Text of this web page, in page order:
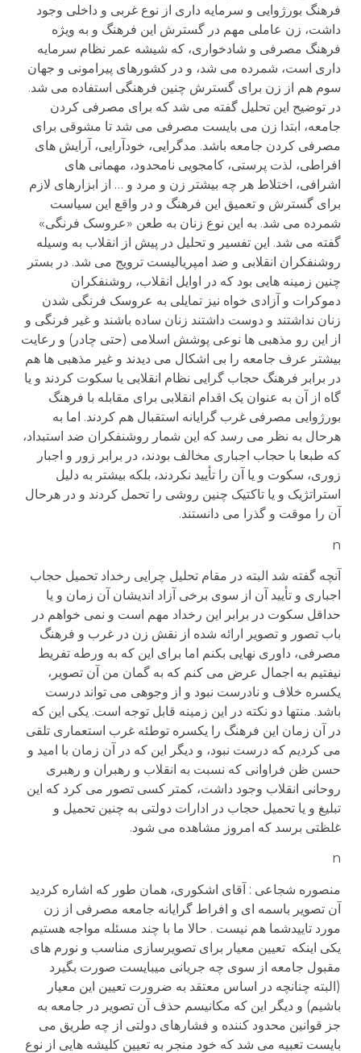
فرهنگ بورژوایی و سرمایه داری از نوع غربی و داخلی وجود
داشت، زن عاملی مهم در گسترش این فرهنگ و به ویژه
فرهنگ مصرفی و شادخواری، که شیشه عمر نظام سرمایه
داری است، شمرده می شد، و در کشورهای پیرامونی و جهان
سوم هم از زن برای گسترش چنین فرهنگی استفاده می شد.
در توضیح این تحلیل گفته می شد که برای مصرفی کردن
جامعه، ابتدا زن می بایست مصرفی می شد تا مشوقی برای
مصرفی کردن جامعه باشد. مدگرایی، خودآرایی، آرایش های
افراطی، لذت پرستی، کامجویی نامحدود، مهمانی های
اشرافی، اختلاط هر چه بیشتر زن و مرد و … از ابزارهای لازم
برای گسترش و تعمیق این فرهنگ و در واقع این سیاست
شمرده می شد. به این نوع زنان به طعن «عروسک فرنگی»
گفته می شد. این تفسیر و تحلیل در پیش از انقلاب به وسیله
روشنفکران انقلابی و ضد امپریالیست ترویج می شد. در بستر
چنین زمینه هایی بود که در اوایل انقلاب، روشنفکران
دموکرات و آزادی خواه نیز تمایلی به عروسک فرنگی شدن
زنان نداشتند و دوست داشتند زنان ساده باشند و غیر فرنگی و
از این رو مذهبی ها نوعی پوشش اسلامی (حتی چادر) و رعایت
بیشتر عرف جامعه را بی اشکال می دیدند و غیر مذهبی ها هم
در برابر فرهنگ حجاب گرایی نظام انقلابی یا سکوت کردند و یا
گاه از آن به عنوان یک اقدام انقلابی برای مقابله با فرهنگ
بورژوایی مصرفی غرب گرایانه استقبال هم کردند. اما به
هرحال به نظر می رسد که این شمار روشنفکران ضد استبداد،
که طبعا با حجاب اجباری مخالف بودند، در برابر زور و اجبار
زوری، سکوت و یا آن را تأیید نکردند، بلکه بیشتر به دلیل
استراتژیک و یا تاکتیک چنین روشی را تحمل کردند و در هرحال
آن را موقت و گذرا می دانستند.
n
آنچه گفته شد البته در مقام تحلیل چرایی رخداد تحمیل حجاب
اجباری و تأیید آن از سوی برخی آزاد اندیشان آن زمان و یا
حداقل سکوت در برابر این رخداد مهم است و نمی خواهم در
باب تصور و تصویر ارائه شده از نقش زن در غرب و فرهنگ
مصرفی، داوری نهایی بکنم اما برای این که به ورطه تفریط
نیفتیم به اجمال عرض می کنم که به گمان من آن تصویر،
یکسره خلاف و نادرست نبود و از وجوهی می تواند درست
باشد. منتها دو نکته در این زمینه قابل توجه است. یکی این که
در آن زمان این فرهنگ را یکسره توطئه غرب استعماری تلقی
می کردیم که درست نبود، و دیگر این که در آن زمان با امید و
حسن ظن فراوانی که نسبت به انقلاب و رهبران و رهبری
روحانی انقلاب وجود داشت، کمتر کسی تصور می کرد که این
تبلیغ و یا تحمیل حجاب در ادارات دولتی به چنین تحمیل و
غلظتی برسد که امروز مشاهده می شود.
n
منصوره شجاعی : آقای اشکوری، همان طور که اشاره کردید
آن تصویر باسمه ای و افراط گرایانه جامعه مصرفی از زن
مورد تاییدشما هم نیست . حالا ما با چند مسئله مواجه هستیم
یکی اینکه تعیین معیار برای تصویرسازی مناسب و نورم های
مقبول جامعه از سوی چه جریانی میبایست صورت بگیرد
(البته چنانچه در اساس معتقد به ضرورت تعیین این معیار
باشیم) و دیگر این که مکانیسم حذف آن تصویر در جامعه به
جز قوانین محدود کننده و فشارهای دولتی از چه طریق می
بایست تعبیه می شد که خود منجر به تعیین کلیشه هایی از نوع